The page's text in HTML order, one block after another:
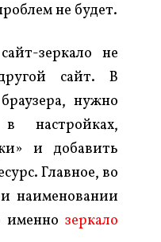
не будет.
зеркало не
сайт. В
нужно
настройках,
и добавить
Главное, во
наименовании
именно зеркало